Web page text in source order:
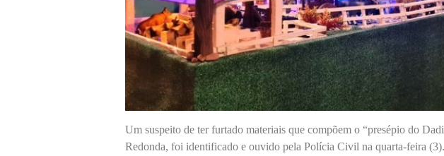
Um suspeito de ter furtado materiais que compõem o “presépio do
Redonda, foi identificado e ouvido pela Polícia Civil na quarta-feira